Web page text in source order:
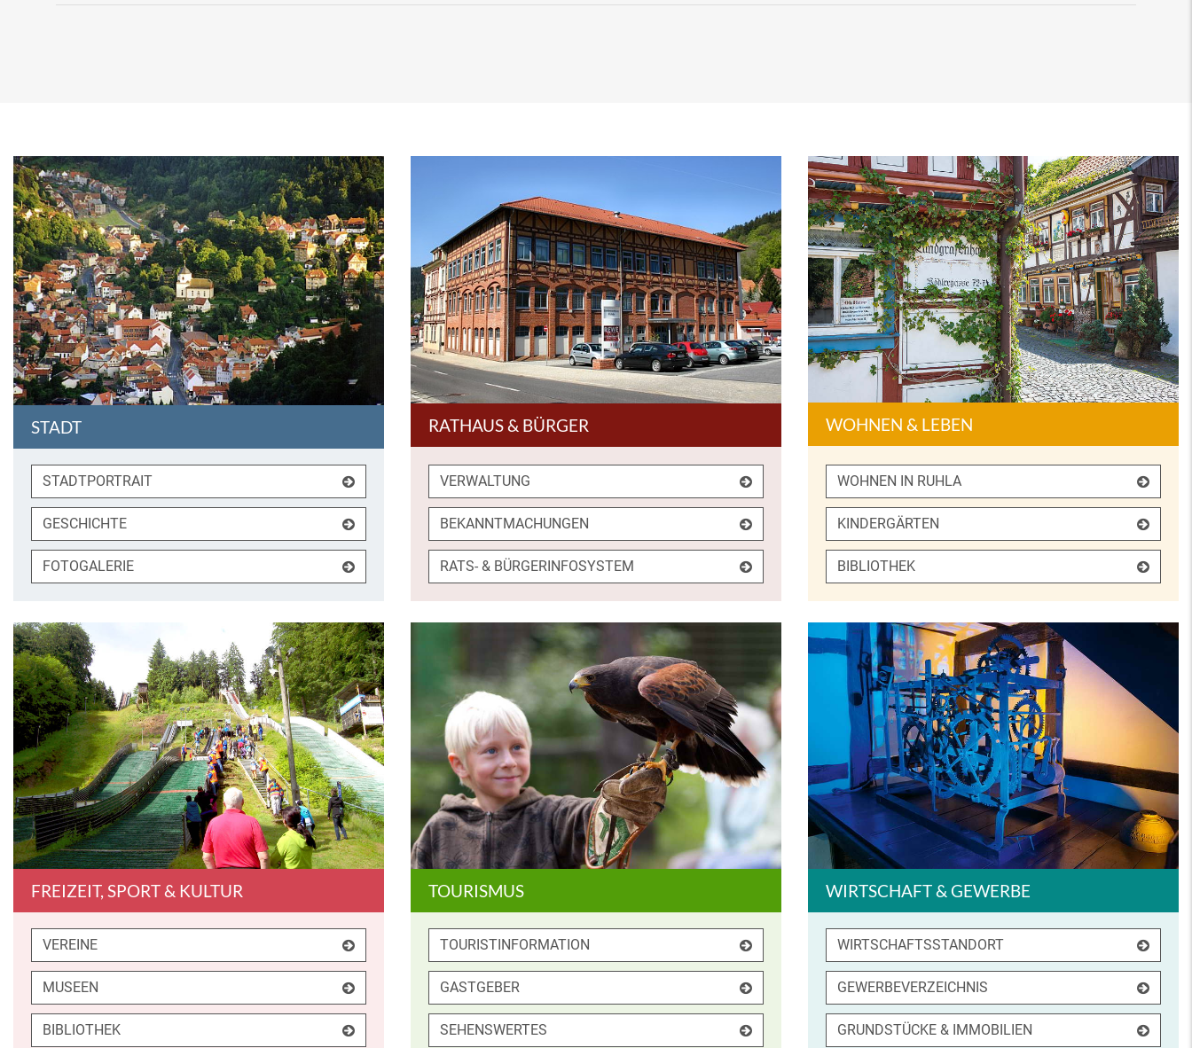
STADT
STADTPORTRAIT
GESCHICHTE
FOTOGALERIE
RATHAUS & BÜRGER
VERWALTUNG
BEKANNTMACHUNGEN
RATS- & BÜRGERINFOSYSTEM
WOHNEN & LEBEN
WOHNEN IN RUHLA
KINDERGÄRTEN
BIBLIOTHEK
FREIZEIT, SPORT & KULTUR
VEREINE
MUSEEN
BIBLIOTHEK
TOURISMUS
TOURISTINFORMATION
GASTGEBER
SEHENSWERTES
WIRTSCHAFT & GEWERBE
WIRTSCHAFTSSTANDORT
GEWERBEVERZEICHNIS
GRUNDSTÜCKE & IMMOBILIEN